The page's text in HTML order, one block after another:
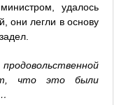
удалось
они легли в основу
что это были